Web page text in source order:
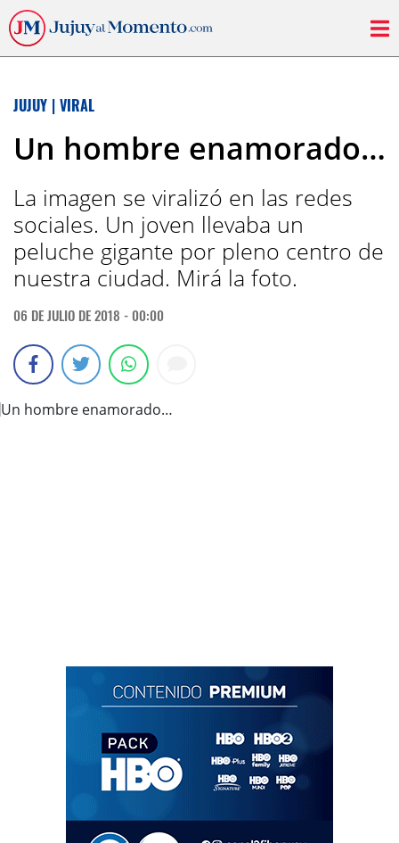
JUJUY | VIRAL
Un hombre enamorado…
La imagen se viralizó en las redes
sociales. Un joven llevaba un
peluche gigante por pleno centro de
nuestra ciudad. Mirá la foto.
06 DE JULIO DE 2018 - 00:00